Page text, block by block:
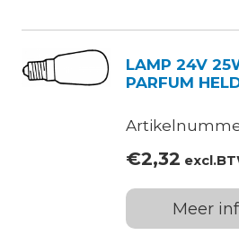
LAMP 24V
PARFUM
€2,32
Meer